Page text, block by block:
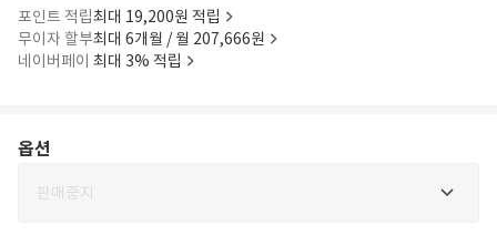
포인트 적립최대 19,200원 적립
무이자 할부최대 6개월 / 월 207,666원
네이버페이 최대 3% 적립
옵션
판매중지